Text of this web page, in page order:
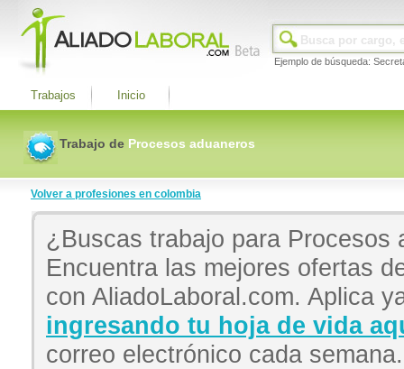
Ejemplo de búsqueda:
Trabajos Inicio
Trabajo de Procesos aduaneros
Volver a profesiones en colombia
¿Buscas trabajo para Procesos
Encuentra las mejores ofertas
con AliadoLaboral.com. Aplica
ingresando tu hoja de vida
correo electrónico cada